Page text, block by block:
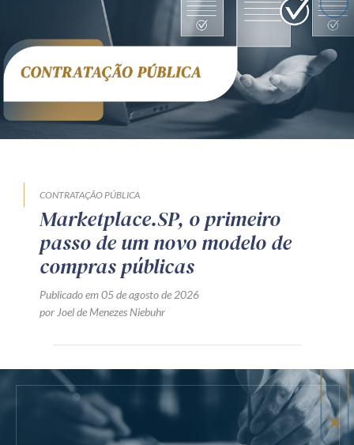
CONTRATAÇÃO PÚBLICA
Marketplace.SP, o primeiro
passo de um novo modelo de
compras públicas
Publicado em 05 de agosto de 2026
por Joel de Menezes Niebuhr